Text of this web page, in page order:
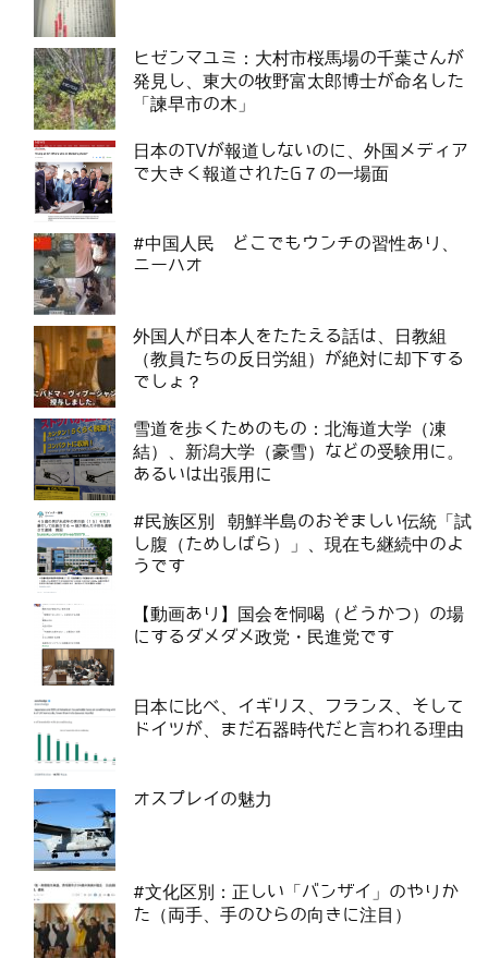
ヒゼンマユミ：大村市桜馬場の千葉さんが
発見し、東大の牧野富太郎博士が命名した
「諫早市の木」
日本のTVが報道しないのに、外国メディア
で大きく報道されたG７の一場面
#中国人民 どこでもウンチの習性あり、
ニーハオ
外国人が日本人をたたえる話は、日教組
（教員たちの反日労組）が絶対に却下する
でしょ？
雪道を歩くためのもの：北海道大学（凍
結）、新潟大学（豪雪）などの受験用に。
あるいは出張用に
#民族区別 朝鮮半島のおぞましい伝統「試
し腹（ためしばら）」、現在も継続中のよ
うです
【動画あり】国会を恫喝（どうかつ）の場
にするダメダメ政党・民進党です
日本に比べ、イギリス、フランス、そして
ドイツが、まだ石器時代だと言われる理由
オスプレイの魅力
#文化区別：正しい「バンザイ」のやりか
た（両手、手のひらの向きに注目）